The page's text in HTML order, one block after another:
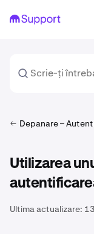
Depanare –
Utilizarea
Ultima actualizare: